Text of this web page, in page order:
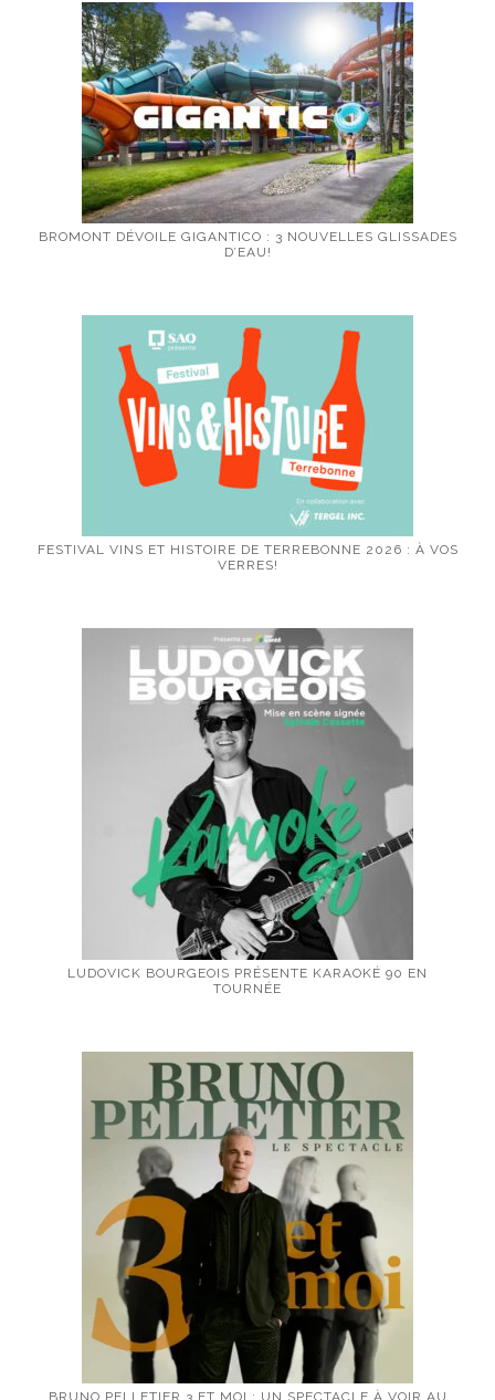
BROMONT DÉVOILE GIGANTICO : 3 NOUVELLES GLISSADES
D’EAU!
FESTIVAL VINS ET HISTOIRE DE TERREBONNE 2026 : À VOS
VERRES!
LUDOVICK BOURGEOIS PRÉSENTE KARAOKÉ 90 EN
TOURNÉE
BRUNO PELLETIER 3 ET MOI : UN SPECTACLE À VOIR AU